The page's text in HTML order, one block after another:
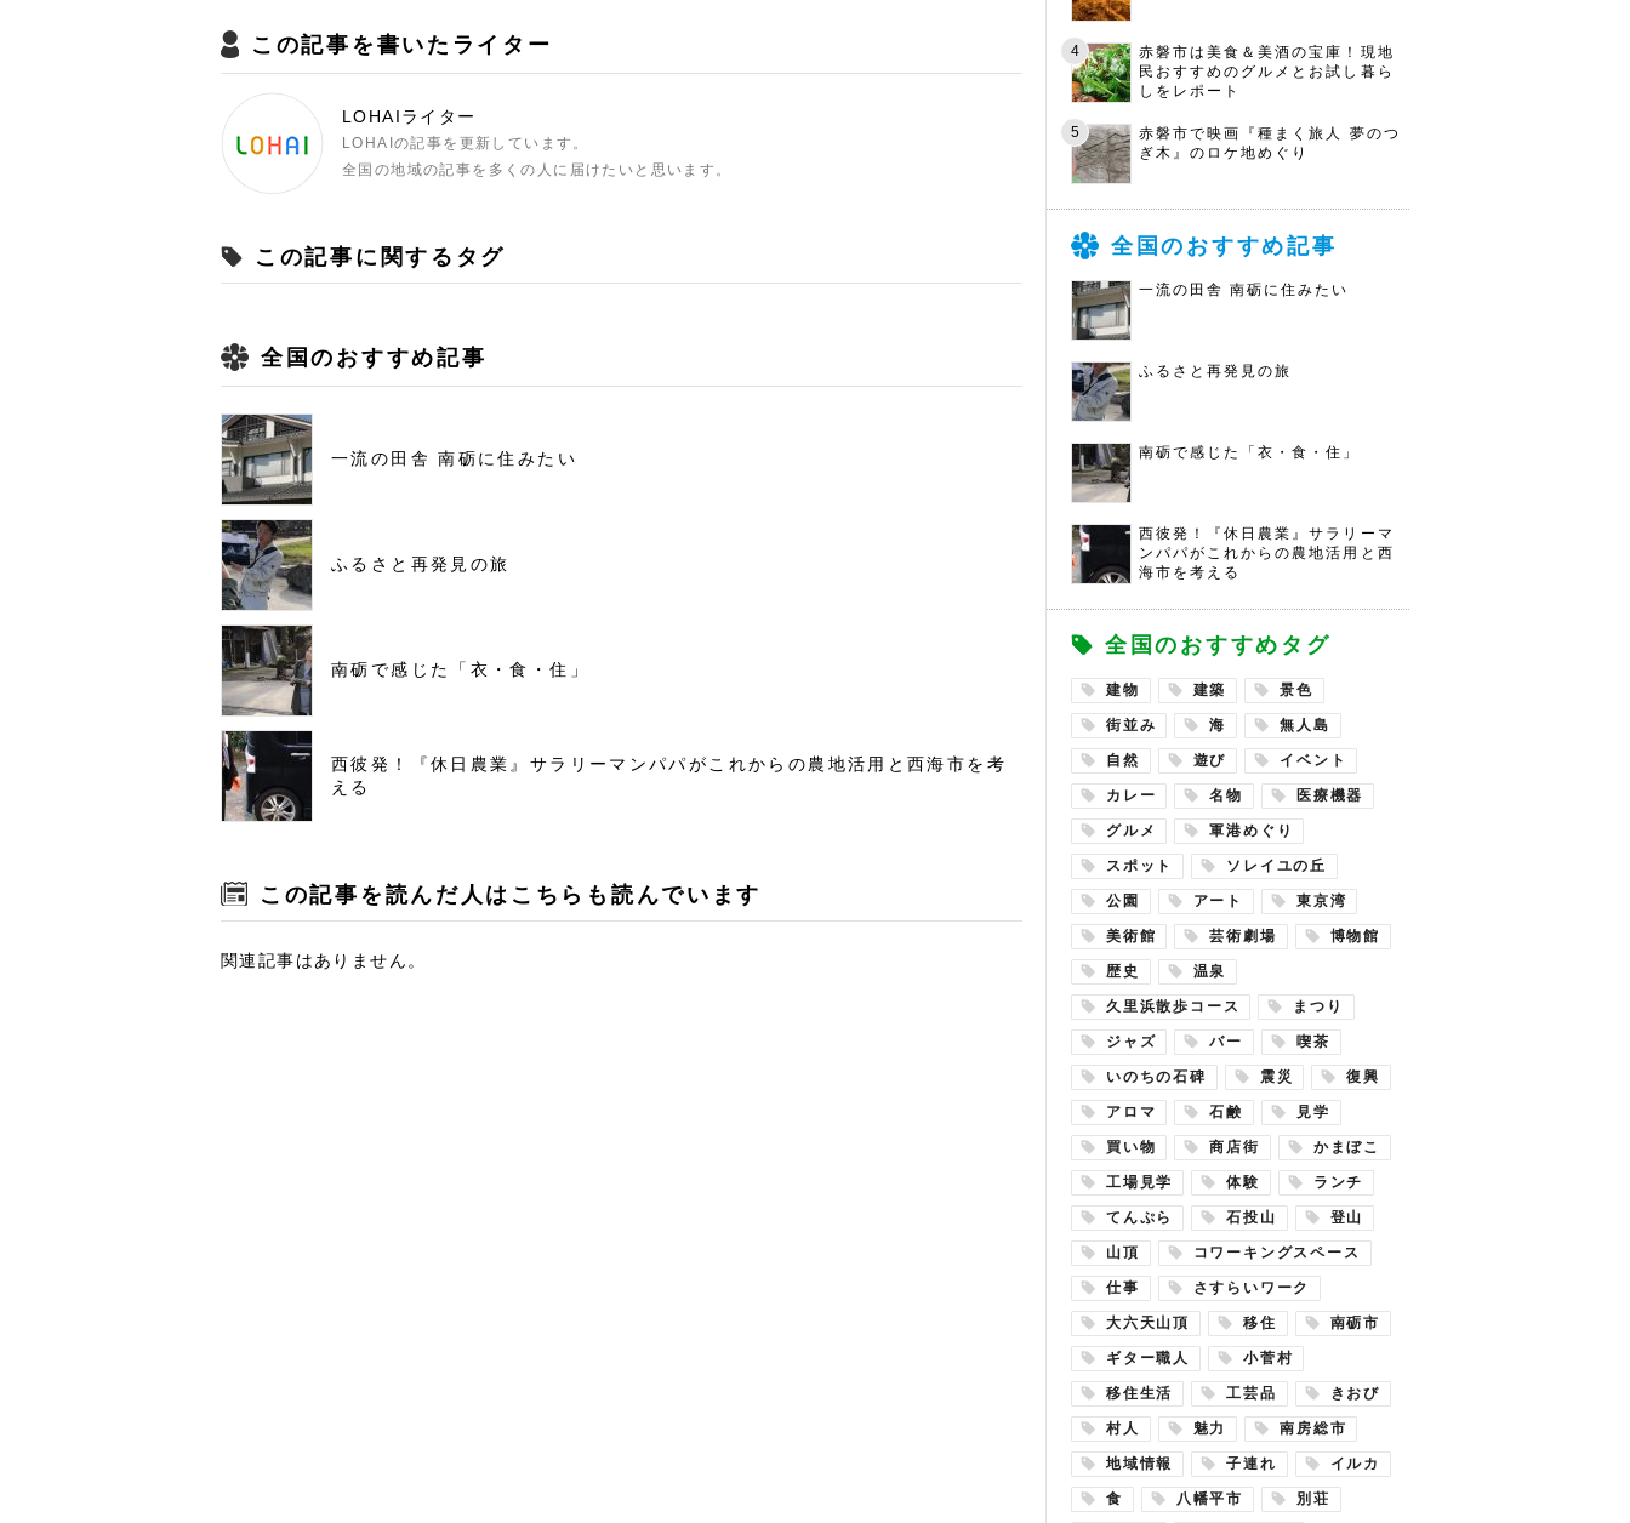
この記事を書いたライター
LOHAIライター
LOHAIの記事を更新しています。
全国の地域の記事を多くの人に届けたいと思います。
この記事に関するタグ
全国のおすすめ記事
一流の田舎 南砺に住みたい
ふるさと再発見の旅
南砺で感じた「衣・食・住」
西彼発！『休日農業』サラリーマンパパがこれからの農地活用と西海市を考
える
この記事を読んだ人はこちらも読んでいます
関連記事はありません。
赤磐市は美食＆美酒の宝庫！現地
民おすすめのグルメとお試し暮ら
しをレポート
赤磐市で映画『種まく旅人 夢のつ
ぎ木』のロケ地めぐり
全国のおすすめ記事
一流の田舎 南砺に住みたい
ふるさと再発見の旅
南砺で感じた「衣・食・住」
西彼発！『休日農業』サラリーマ
ンパパがこれからの農地活用と西
海市を考える
全国のおすすめタグ
建物 建築 景色
街並み 海 無人島
自然 遊び イベント
カレー 名物 医療機器
グルメ 軍港めぐり
スポット ソレイユの丘
公園 アート 東京湾
美術館 芸術劇場 博物館
歴史 温泉
久里浜散歩コース まつり
ジャズ バー 喫茶
いのちの石碑 震災 復興
アロマ 石鹸 見学
買い物 商店街 かまぼこ
工場見学 体験 ランチ
てんぷら 石投山 登山
山頂 コワーキングスペース
仕事 さすらいワーク
大六天山頂 移住 南砺市
ギター職人 小菅村
移住生活 工芸品 きおび
村人 魅力 南房総市
地域情報 子連れ イルカ
食 八幡平市 別荘